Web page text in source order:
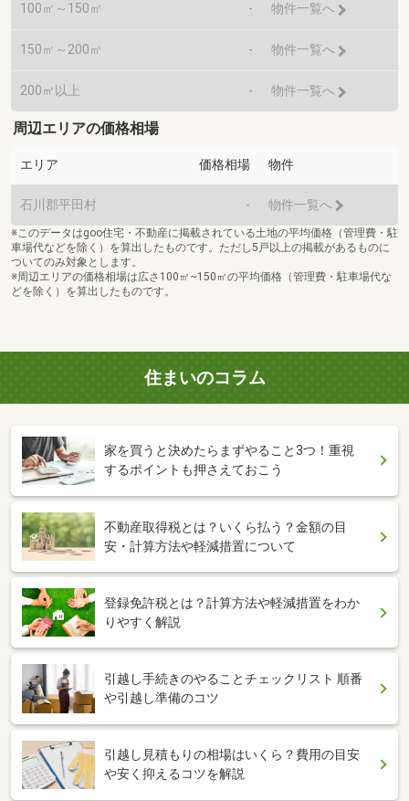
100㎡～150㎡ - 物件一覧へ
150㎡～200㎡ - 物件一覧へ
200㎡以上 - 物件一覧へ
周辺エリアの価格相場
エリア 価格相場 物件
石川郡平田村 - 物件一覧へ
※このデータはgoo住宅・不動産に掲載されている土地の平均価格（管理費・駐
車場代などを除く）を算出したものです。ただし5戸以上の掲載があるものに
ついてのみ対象とします。
※周辺エリアの価格相場は広さ100㎡~150㎡の平均価格（管理費・駐車場代な
どを除く）を算出したものです。
住まいのコラム
家を買うと決めたらまずやること3つ！重視
するポイントも押さえておこう
不動産取得税とは？いくら払う？金額の目
安・計算方法や軽減措置について
登録免許税とは？計算方法や軽減措置をわか
りやすく解説
引越し手続きのやることチェックリスト 順番
や引越し準備のコツ
引越し見積もりの相場はいくら？費用の目安
や安く抑えるコツを解説